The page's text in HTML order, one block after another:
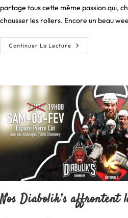
partage tous cette même passion qui,
chausser les rollers. Encore un beau
Continuer La Lecture Une
Même
Hockey
Nos Diabolik’s affrontent